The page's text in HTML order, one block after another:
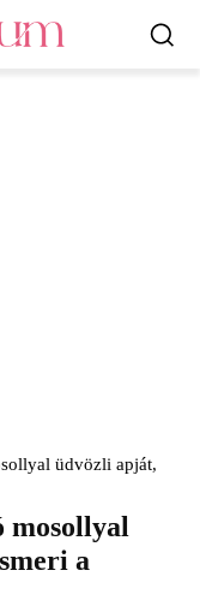
üdvözli apját,
mosollyal
a